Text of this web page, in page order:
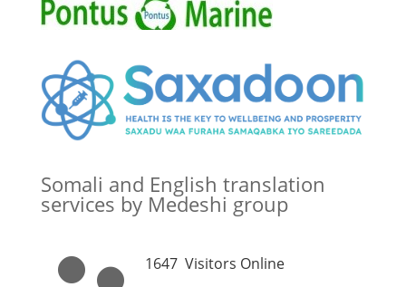
Somali and English translation
services by Medeshi group
1647Visitors Online